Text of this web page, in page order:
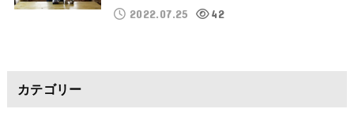
2022.07.25
42
カテゴリー